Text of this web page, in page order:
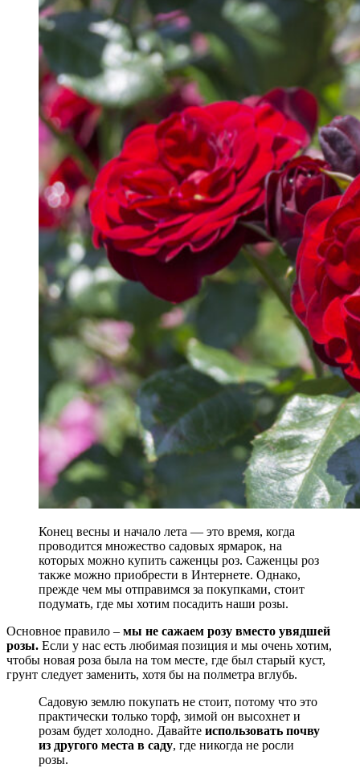
Конец весны и начало лета — это время, когда
проводится множество садовых ярмарок, на
которых можно купить саженцы роз. Саженцы роз
также можно приобрести в Интернете. Однако,
прежде чем мы отправимся за покупками, стоит
подумать, где мы хотим посадить наши розы.
Основное правило – мы не сажаем розу вместо увядшей
розы. Если у нас есть любимая позиция и мы очень хотим,
чтобы новая роза была на том месте, где был старый куст,
грунт следует заменить, хотя бы на полметра вглубь.
Садовую землю покупать не стоит, потому что это
практически только торф, зимой он высохнет и
розам будет холодно. Давайте использовать почву
из другого места в саду, где никогда не росли
розы.